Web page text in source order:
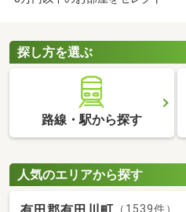
探し方を選ぶ
路線・駅から探す
人気のエリアから探す
（1539件）